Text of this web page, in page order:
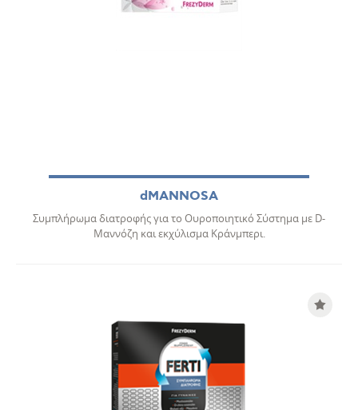
dMANNOSA
Συμπλήρωμα διατροφής για το Ουροποιητικό Σύστημα με D-
Μαννόζη και εκχύλισμα Kράνμπερι.